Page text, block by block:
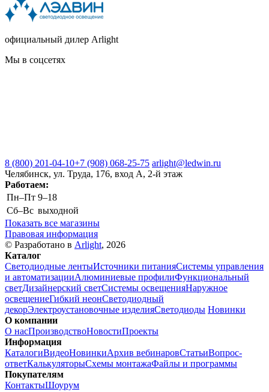
официальный дилер Arlight
Мы в соцсетях
8 (800) 201-04-10+7 (908) 068-25-75 arlight@ledwin.ru
Челябинск, ул. Труда, 176, вход А, 2-й этаж
Работаем:
Пн–Пт 9–18
Сб–Вс выходной
Показать все магазины
Правовая информация
© Разработано в Arlight, 2026
Каталог
Светодиодные лентыИсточники питанияСистемы управления
и автоматизацииАлюминиевые профилиФункциональный
светДизайнерский светСистемы освещенияНаружное
освещениеГибкий неонСветодиодный
декорЭлектроустановочные изделияСветодиоды Новинки
О компании
О насПроизводствоНовостиПроекты
Информация
КаталогиВидеоНовинкиАрхив вебинаровСтатьиВопрос-
ответКалькуляторыСхемы монтажаФайлы и программы
Покупателям
КонтактыШоурум